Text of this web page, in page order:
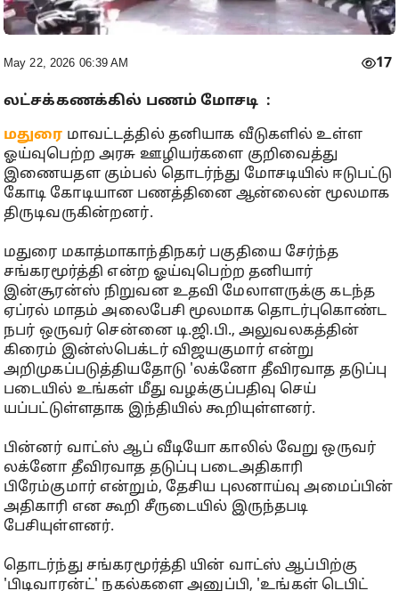
May 22, 2026 06:39 AM 17
லட்சக்கணக்கில் பணம் மோசடி :
மதுரை மாவட்டத்தில் தனியாக வீடுகளில் உள்ள
ஓய்வுபெற்ற அரசு ஊழியர்களை குறிவைத்து
இணையதள கும்பல் தொடர்ந்து மோசடியில் ஈடுபட்டு
கோடி கோடியான பணத்தினை ஆன்லைன் மூலமாக
திருடிவருகின்றனர்.
மதுரை மகாத்மாகாந்திநகர் பகுதியை சேர்ந்த
சங்கரமூர்த்தி என்ற ஓய்வுபெற்ற தனியார்
இன்சூரன்ஸ் நிறுவன உதவி மேலாளருக்கு கடந்த
ஏப்ரல் மாதம் அலைபேசி மூலமாக தொடர்புகொண்ட
நபர் ஒருவர் சென்னை டி.ஜி.பி., அலுவலகத்தின்
கிரைம் இன்ஸ்பெக்டர் விஜயகுமார் என்று
அறிமுகப்படுத்தியதோடு 'லக்னோ தீவிரவாத தடுப்பு
படையில் உங்கள் மீது வழக்குப்பதிவு செய்
யப்பட்டுள்ளதாக இந்தியில் கூறியுள்ளனர்.
பின்னர் வாட்ஸ் ஆப் வீடியோ காலில் வேறு ஒருவர்
லக்னோ தீவிரவாத தடுப்பு படைஅதிகாரி
பிரேம்குமார் என்றும், தேசிய புலனாய்வு அமைப்பின்
அதிகாரி என கூறி சீருடையில் இருந்தபடி
பேசியுள்ளனர்.
தொடர்ந்து சங்கரமூர்த்தி யின் வாட்ஸ் ஆப்பிற்கு
'பிடிவாரன்ட்' நகல்களை அனுப்பி, 'உங்கள் டெபிட்